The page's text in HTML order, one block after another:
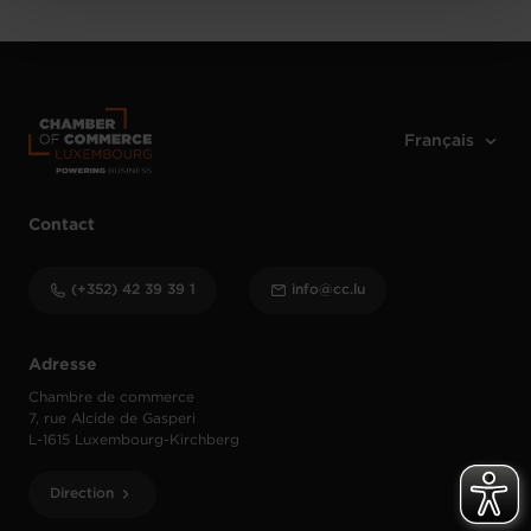
Adresse
Chambre de commerce
7, rue Alcide de Gasperi
L-1615 Luxembourg-Kirchberg
Direction
Contact
(+352) 42 39 39 1 info@cc.lu